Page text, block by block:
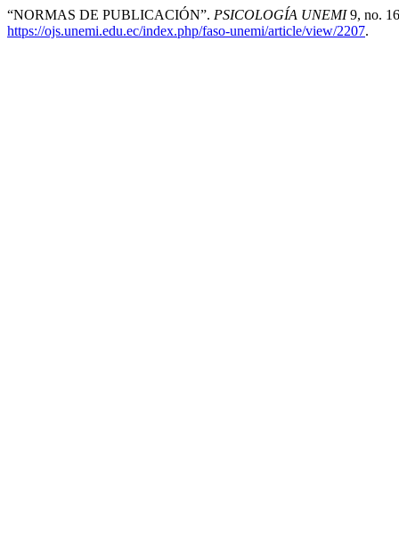
“NORMAS DE PUBLICACIÓN”. PSICOLOGÍA UNEMI9, no.
https://ojs.unemi.edu.ec/index.php/faso-unemi/article/view/2207.